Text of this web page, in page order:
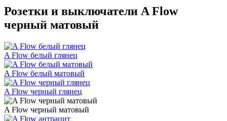
Розетки и выключатели A Flow
черный матовый
A Flow белый глянец
A Flow белый матовый
A Flow черный глянец
A Flow черный матовый